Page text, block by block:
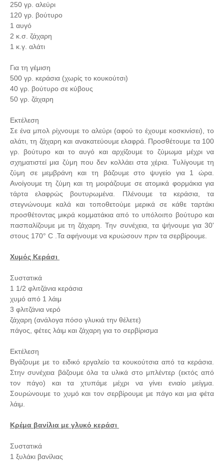
250 γρ. αλεύρι
120 γρ. βούτυρο
1 αυγό
2 κ.σ. ζάχαρη
1 κ.γ. αλάτι
Για τη γέμιση
500 γρ. κεράσια (χωρίς το κουκούτσι)
40 γρ. βούτυρο σε κύβους
50 γρ. ζάχαρη
Εκτέλεση
Σε ένα μπολ ρίχνουμε το αλεύρι (αφού το έχουμε κοσκινίσει), το
αλάτι, τη ζάχαρη και ανακατεύουμε ελαφρά. Προσθέτουμε τα 100
γρ. βούτυρο και το αυγό και αρχίζουμε το ζύμωμα μέχρι να
σχηματιστεί μια ζύμη που δεν κολλάει στα χέρια. Τυλίγουμε τη
ζύμη σε μεμβράνη και τη βάζουμε στο ψυγείο για 1 ώρα.
Ανοίγουμε τη ζύμη και τη μοιράζουμε σε ατομικά φορμάκια για
τάρτα ελαφρώς βουτυρωμένα. Πλένουμε τα κεράσια, τα
στεγνώνουμε καλά και τοποθετούμε μερικά σε κάθε ταρτάκι
προσθέτοντας μικρά κομματάκια από το υπόλοιπο βούτυρο και
πασπαλίζουμε με τη ζάχαρη. Την συνέχεια, τα ψήνουμε για 30'
στους 170° C .Τα αφήνουμε να κρυώσουν πριν τα σερβίρουμε.
Χυμός Κεράσι
Συστατικά
1 1/2 φλιτζάνια κεράσια
χυμό από 1 λάιμ
3 φλιτζάνια νερό
ζάχαρη (ανάλογα πόσο γλυκιά την θέλετε)
πάγος, φέτες λάιμ και ζάχαρη για το σερβίρισμα
Εκτέλεση
Βγάζουμε με το ειδικό εργαλείο τα κουκούτσια από τα κεράσια.
Στην συνέχεια βάζουμε όλα τα υλικά στο μπλέντερ (εκτός από
τον πάγο) και τα χτυπάμε μέχρι να γίνει ενιαίο μείγμα.
Σουρώνουμε το χυμό και τον σερβίρουμε με πάγο και μια φέτα
λάιμ.
Κρέμα βανίλια με γλυκό κεράσι
Συστατικά
1 ξυλάκι βανίλιας